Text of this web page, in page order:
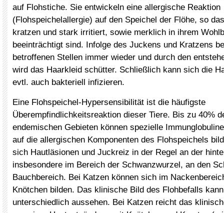
auf Flohstiche. Sie entwickeln eine allergische Reaktion
(Flohspeichelallergie) auf den Speichel der Flöhe, so
kratzen und stark irritiert, sowie merklich in ihrem
beeinträchtigt sind. Infolge des Juckens und Kratzens
betroffenen Stellen immer wieder und durch den
wird das Haarkleid schütter. Schließlich kann sich die
evtl. auch bakteriell infizieren.
Eine Flohspeichel-Hypersensibilität ist die häufigste
Überempfindlichkeitsreaktion dieser Tiere. Bis zu 40%
endemischen Gebieten können spezielle
auf die allergischen Komponenten des Flohspeichels
sich Hautläsionen und Juckreiz in der Regel an der
insbesondere im Bereich der Schwanzwurzel, an den
Bauchbereich. Bei Katzen können sich im
Knötchen bilden. Das klinische Bild des Flohbefalls
unterschiedlich aussehen. Bei Katzen reicht das